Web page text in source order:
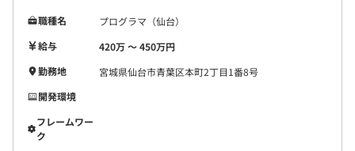
職種名
プログラマ（仙台）
給与
420万 〜 450万円
勤務地
宮城県仙台市青葉区本町2丁目1番8号
開発環境
フレームワー
ク